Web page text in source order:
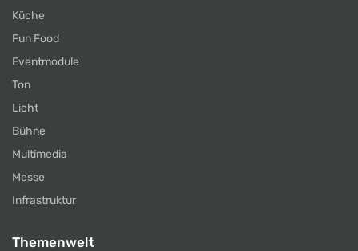
Küche
Fun Food
Eventmodule
Ton
Licht
Bühne
Multimedia
Messe
Infrastruktur
Themenwelt